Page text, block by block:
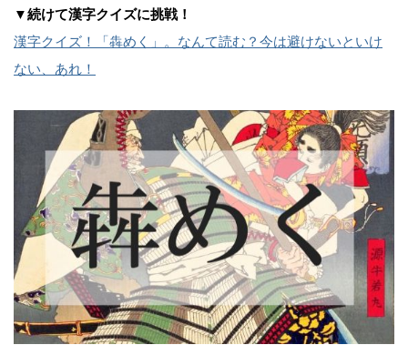
▼続けて漢字クイズに挑戦！
漢字クイズ！「犇めく」。なんて読む？今は避けないといけ
ない、あれ！